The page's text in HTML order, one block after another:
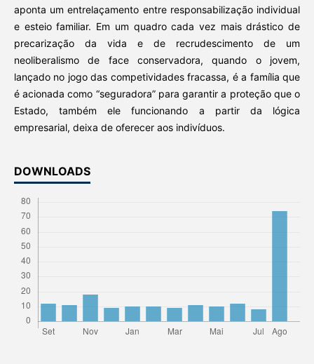
aponta um entrelaçamento entre responsabilização individual
e esteio familiar. Em um quadro cada vez mais drástico de
precarização da vida e de recrudescimento de um
neoliberalismo de face conservadora, quando o jovem,
lançado no jogo das competividades fracassa, é a família que
é acionada como “seguradora” para garantir a proteção que o
Estado, também ele funcionando a partir da lógica
empresarial, deixa de oferecer aos indivíduos.
DOWNLOADS